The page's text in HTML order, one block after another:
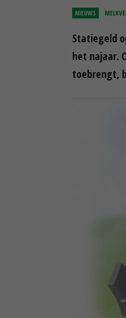
NIEUWS
Statiegeld
het najaar.
toebrengt,